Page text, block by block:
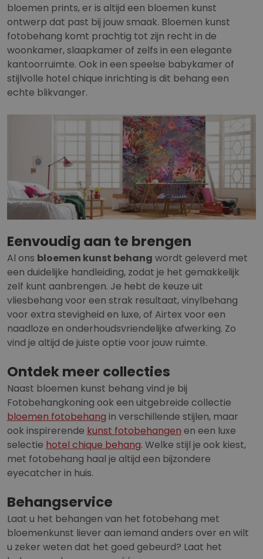
bloemen prints, er is altijd een bloemen kunst
ontwerp dat past bij jouw smaak. Bloemen kunst
fotobehang komt prachtig tot zijn recht in de
woonkamer, slaapkamer of zelfs in een elegante
kantoorruimte. Ook in een speelse babykamer of
stijlvolle hotel chique inrichting is dit behang een
echte blikvanger.
Eenvoudig aan te brengen
Al ons bloemen kunst behang wordt geleverd met
een duidelijke handleiding, zodat je het gemakkelijk
zelf kunt aanbrengen. Je hebt de keuze uit
vliesbehang voor een strak resultaat, vinylbehang
voor extra stevigheid en luxe, of Airtex voor een
naadloze en onderhoudsvriendelijke afwerking. Zo
vind je altijd de juiste optie voor jouw ruimte.
Ontdek meer collecties
Naast bloemen kunst behang vind je bij
Fotobehangkoning ook een uitgebreide collectie
bloemen fotobehang in verschillende stijlen, maar
ook inspirerende kunst fotobehangen en een luxe
selectie hotel chique behang. Welke stijl je ook kiest,
met fotobehang haal je altijd een bijzondere
eyecatcher in huis.
Behangservice
Laat u het behangen van het fotobehang met
bloemenkunst liever aan iemand anders over en wilt
u zeker weten dat het goed gebeurd? Laat het